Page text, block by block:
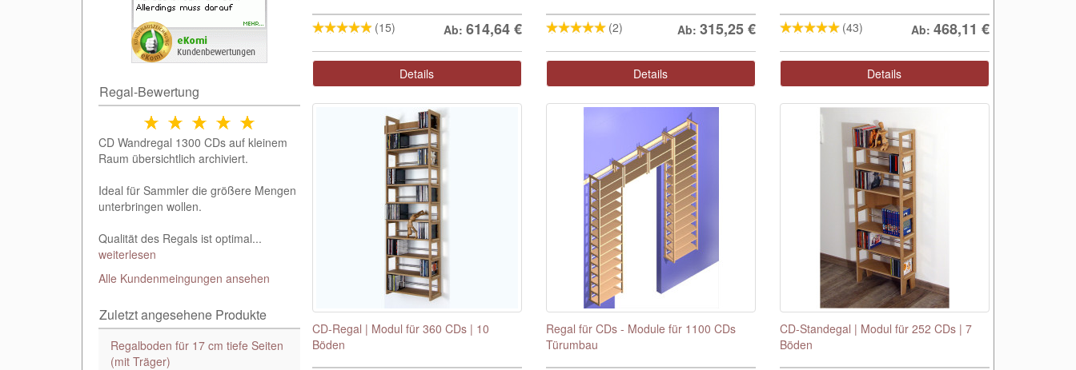
Regal-Bewertung
CD Wandregal 1300 CDs auf kleinem
Raum übersichtlich archiviert.
Ideal für Sammler die größere Mengen
unterbringen wollen.
Qualität des Regals ist optimal...
weiterlesen
Alle Kundenmeingungen ansehen
Zuletzt angesehene Produkte
Regalboden für 17 cm tiefe Seiten
(mit Träger)
(15) Ab: 614,64€
Details
(2) Ab: 315,25€
Details
(43) Ab: 468,11 €
Details
CD-Regal | Modul für 360 CDs | 10
Böden
Regal für CDs - Module für 1100 CDs
Türumbau
CD-Standegal | Modul für 252 CDs | 7
Böden